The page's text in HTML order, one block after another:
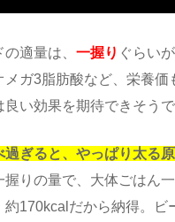
の適量は、一握り ぐらい
メガ3脂肪酸など、栄養価
い効果を期待できそうで
過ぎると、やっぱり太る
握りの量で、大体ごはん
約170kcalだから納得。ビ